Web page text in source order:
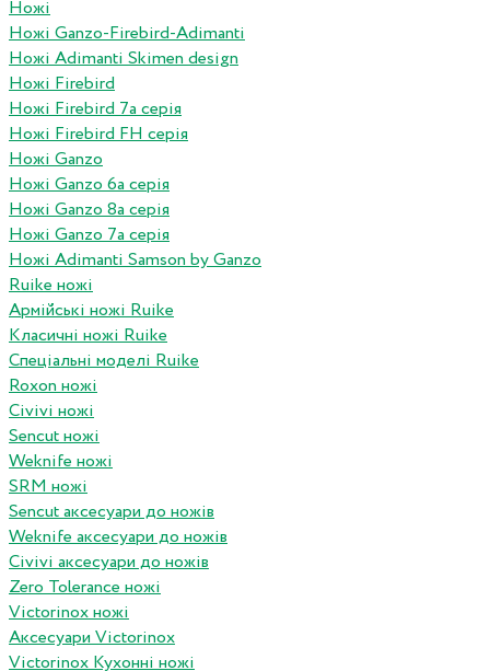
Ножі
Ножі Ganzo-Firebird-Adimanti
Ножі Adimanti Skimen design
Ножі Firebird
Ножі Firebird 7а серія
Ножі Firebird FH серія
Ножі Ganzo
Ножі Ganzo 6а серія
Ножі Ganzo 8а серія
Ножі Ganzo 7а серія
Ножі Adimanti Samson by Ganzo
Ruike ножі
Армійські ножі Ruike
Класичні ножі Ruike
Спеціальні моделі Ruike
Roxon ножi
Civivi ножі
Sencut ножі
Weknife ножі
SRM ножі
Sencut аксесуари до ножів
Weknife аксесуари до ножів
Civivi аксесуари до ножів
Zero Tolerance ножі
Victorinox ножі
Аксесуари Victorinox
Victorinox Кухонні ножі